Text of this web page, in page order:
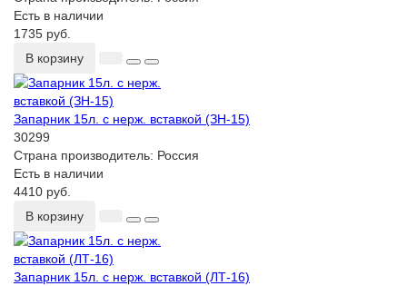
Есть в наличии
1735 руб.
В корзину
Запарник 15л. с нерж. вставкой (ЗН-15)
30299
Страна производитель: Россия
Есть в наличии
4410 руб.
В корзину
Запарник 15л. с нерж. вставкой (ЛТ-16)